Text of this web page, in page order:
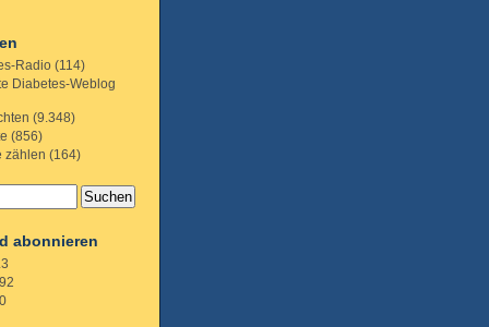
Radio (114)
Diabetes-Weblog
(9.348)
(856)
zählen (164)
abonnieren